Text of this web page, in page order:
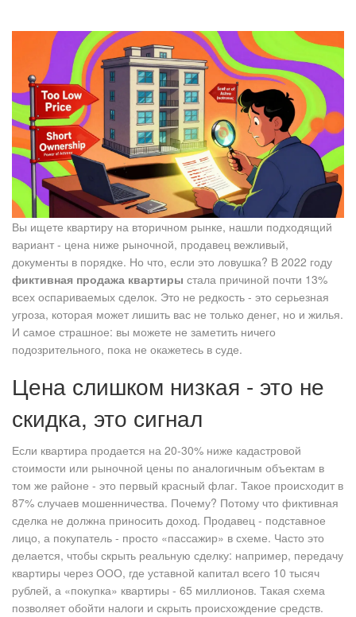
Вы ищете квартиру на вторичном рынке, нашли подходящий
вариант - цена ниже рыночной, продавец вежливый,
документы в порядке. Но что, если это ловушка? В 2022 году
фиктивная продажа квартиры стала причиной почти 13%
всех оспариваемых сделок. Это не редкость - это серьезная
угроза, которая может лишить вас не только денег, но и жилья.
И самое страшное: вы можете не заметить ничего
подозрительного, пока не окажетесь в суде.
Цена слишком низкая - это не
скидка, это сигнал
Если квартира продается на 20-30% ниже кадастровой
стоимости или рыночной цены по аналогичным объектам в
том же районе - это первый красный флаг. Такое происходит в
87% случаев мошенничества. Почему? Потому что фиктивная
сделка не должна приносить доход. Продавец - подставное
лицо, а покупатель - просто «пассажир» в схеме. Часто это
делается, чтобы скрыть реальную сделку: например, передачу
квартиры через ООО, где уставной капитал всего 10 тысяч
рублей, а «покупка» квартиры - 65 миллионов. Такая схема
позволяет обойти налоги и скрыть происхождение средств.